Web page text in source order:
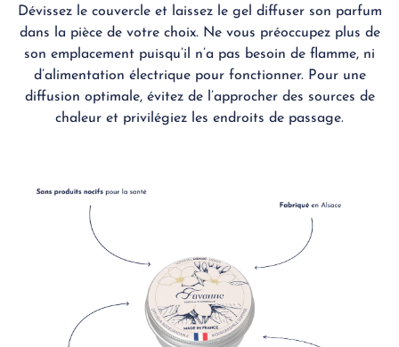
Dévissez le couvercle et laissez le gel diffuser son parfum
dans la pièce de votre choix. Ne vous préoccupez plus de
son emplacement puisqu’il n’a pas besoin de flamme, ni
d’alimentation électrique pour fonctionner. Pour une
diffusion optimale, évitez de l’approcher des sources de
chaleur et privilégiez les endroits de passage.